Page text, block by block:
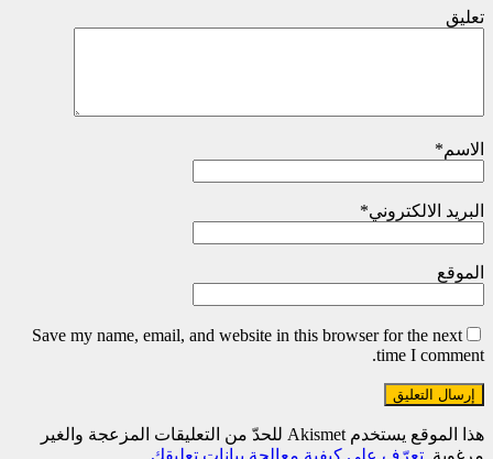
تعليق
الاسم*
البريد الالكتروني*
الموقع
Save my name, email, and website in this browser for the next
time I comment.
هذا الموقع يستخدم Akismet للحدّ من التعليقات المزعجة والغير
مرغوبة. تعرّف على كيفية معالجة بيانات تعليقك